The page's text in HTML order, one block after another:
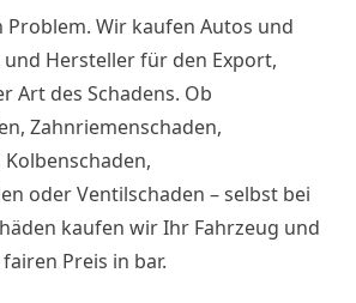
Problem. Wir kaufen Autos und
und Hersteller für den Export,
Art des Schadens. Ob
Zahnriemenschaden,
oder Ventilschaden – selbst bei
kaufen wir Ihr Fahrzeug und
Preis in bar.